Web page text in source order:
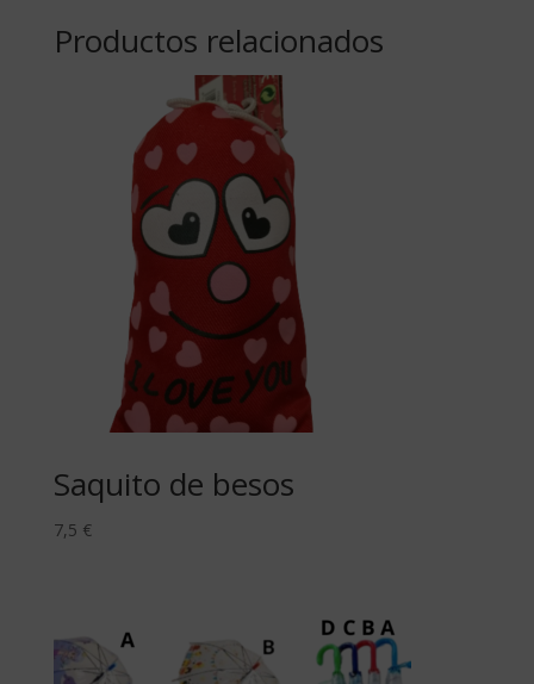
Productos relacionados
Saquito de besos
7,5 €